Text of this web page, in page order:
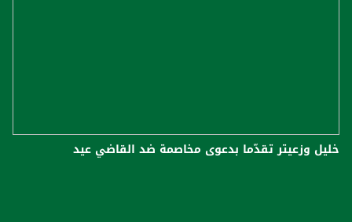
خليل وزعيتر تقدّما بدعوى مخاصمة ضد القاضي عيد